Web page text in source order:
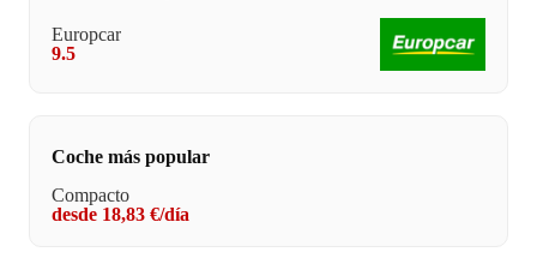
Europcar
9.5
Coche más popular
Compacto
desde 18,83 €/día